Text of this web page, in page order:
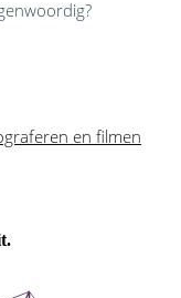
en filmen